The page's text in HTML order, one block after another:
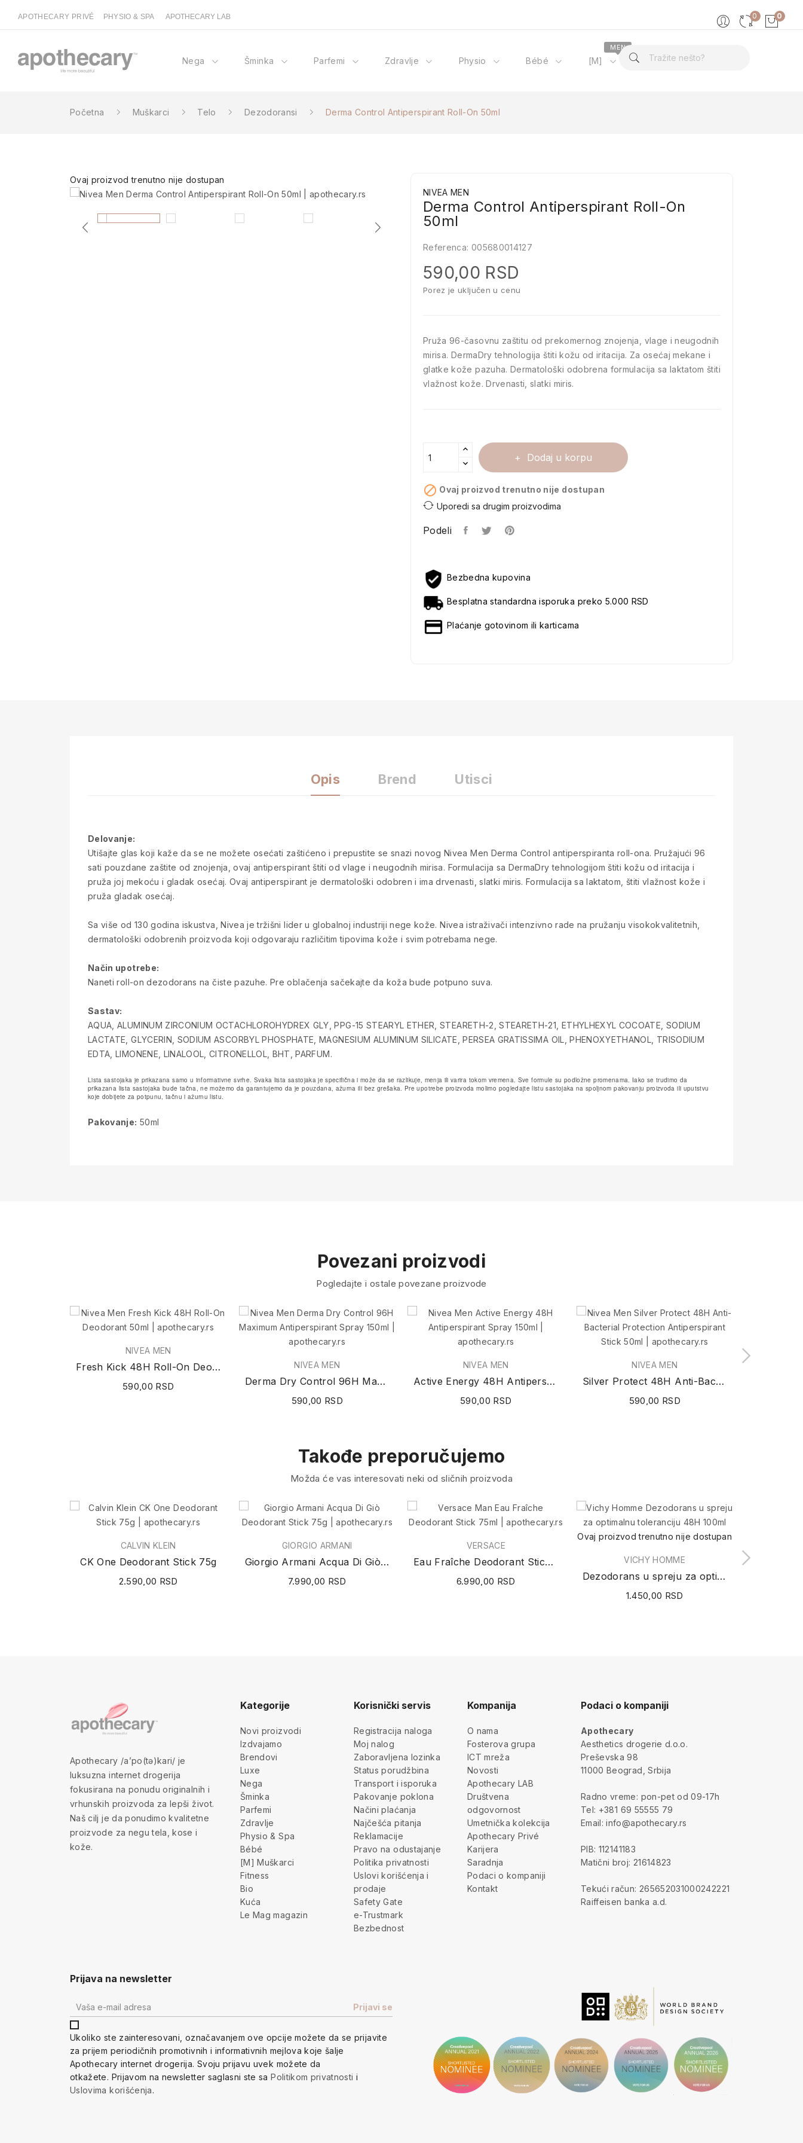
APOTHECARY PRIVÉ PHYSIO & SPA APOTHECARY LAB 0
0
Nega Šminka Parfemi Zdravlje Physio Bébé [M]
MEN
O nama
Početna Muškarci Telo Dezodoransi Derma Control Antiperspirant Roll-On 50ml
Ovaj proizvod trenutno nije dostupan
NIVEA MEN
Derma Control Antiperspirant Roll-On
50ml
Referenca: 005680014127
590,00 RSD
Porez je uključen u cenu
Pruža 96-časovnu zaštitu od prekomernog znojenja, vlage i neugodnih
mirisa. DermaDry tehnologija štiti kožu od iritacija. Za osećaj mekane i
glatke kože pazuha. Dermatološki odobrena formulacija sa laktatom štiti
vlažnost kože. Drvenasti, slatki miris.
Dodaj u korpu
 Ovaj proizvod trenutno nije dostupan
Uporedi sa drugim proizvodima
Podeli
Bezbedna kupovina
Besplatna standardna isporuka preko 5.000 RSD
Plaćanje gotovinom ili karticama
Opis Brend Utisci
Delovanje:
Utišajte glas koji kaže da se ne možete osećati zaštićeno i prepustite se snazi novog Nivea Men Derma Control antiperspiranta roll-ona. Pružajući 96
sati pouzdane zaštite od znojenja, ovaj antiperspirant štiti od vlage i neugodnih mirisa. Formulacija sa DermaDry tehnologijom štiti kožu od iritacija i
pruža joj mekoću i gladak osećaj. Ovaj antiperspirant je dermatološki odobren i ima drvenasti, slatki miris. Formulacija sa laktatom, štiti vlažnost kože i
pruža gladak osećaj.
Sa više od 130 godina iskustva, Nivea je tržišni lider u globalnoj industriji nege kože. Nivea istraživači intenzivno rade na pružanju visokokvalitetnih,
dermatološki odobrenih proizvoda koji odgovaraju različitim tipovima kože i svim potrebama nege.
Način upotrebe:
Naneti roll-on dezodorans na čiste pazuhe. Pre oblačenja sačekajte da koža bude potpuno suva.
Sastav:
AQUA, ALUMINUM ZIRCONIUM OCTACHLOROHYDREX GLY, PPG-15 STEARYL ETHER, STEARETH-2, STEARETH-21, ETHYLHEXYL COCOATE, SODIUM
LACTATE, GLYCERIN, SODIUM ASCORBYL PHOSPHATE, MAGNESIUM ALUMINUM SILICATE, PERSEA GRATISSIMA OIL, PHENOXYETHANOL, TRISODIUM
EDTA, LIMONENE, LINALOOL, CITRONELLOL, BHT, PARFUM.
Lista sastojaka je prikazana samo u informativne svrhe. Svaka lista sastojaka je specifična i može da se razlikuje, menja ili varira tokom vremena. Sve formule su podložne promenama. Iako se trudimo da
prikazana lista sastojaka bude tačna, ne možemo da garantujemo da je pouzdana, ažurna ili bez grešaka. Pre upotrebe proizvoda molimo pogledajte listu sastojaka na spoljnom pakovanju proizvoda ili uputstvu
koje dobijete za potpunu, tačnu i ažurnu listu.
Pakovanje: 50ml
Povezani proizvodi
Pogledajte i ostale povezane proizvode
NIVEA MEN
Fresh Kick 48H Roll-On Deodorant 50ml
590,00 RSD
NIVEA MEN
Derma Dry Control 96H Maximum Antiperspirant...
590,00 RSD
NIVEA MEN
Active Energy 48H Antiperspirant Spray 150ml
590,00 RSD
NIVEA MEN
Silver Protect 48H Anti-Bacterial Protection...
590,00 RSD
Takođe preporučujemo
Možda će vas interesovati neki od sličnih proizvoda
CALVIN KLEIN
CK One Deodorant Stick 75g
2.590,00 RSD
GIORGIO ARMANI
Giorgio Armani Acqua Di Giò Deodorant Stick 75g
7.990,00 RSD
VERSACE
Eau Fraîche Deodorant Stick 75ml
6.990,00 RSD
Ovaj proizvod trenutno nije dostupan
VICHY HOMME
Dezodorans u spreju za optimalnu toleranciju...
1.450,00 RSD
Ovaj
Apothecary /a’po(tə)kari/ je
luksuzna internet drogerija
fokusirana na ponudu originalnih i
vrhunskih proizvoda za lepši život.
Naš cilj je da ponudimo kvalitetne
proizvode za negu tela, kose i
kože.
Kategorije
Novi proizvodi
Izdvajamo
Brendovi
Luxe
Nega
Šminka
Parfemi
Zdravlje
Physio & Spa
Bébé
[M] Muškarci
Fitness
Bio
Kuća
Le Mag magazin
Korisnički servis
Registracija naloga
Moj nalog
Zaboravljena lozinka
Status porudžbina
Transport i isporuka
Pakovanje poklona
Načini plaćanja
Najčešća pitanja
Reklamacije
Pravo na odustajanje
Politika privatnosti
Uslovi korišćenja i
prodaje
Safety Gate
e-Trustmark
Bezbednost
Kompanija
O nama
Fosterova grupa
ICT mreža
Novosti
Apothecary LAB
Društvena
odgovornost
Umetnička kolekcija
Apothecary Privé
Karijera
Saradnja
Podaci o kompaniji
Kontakt
Podaci o kompaniji
Apothecary
Aesthetics drogerie d.o.o.
Preševska 98
11000 Beograd, Srbija
Radno vreme: pon-pet od 09-17h
Tel: +381 69 55555 79
Email: info@apothecary.rs
PIB: 112141183
Matični broj: 21614823
Tekući račun: 265652031000242221
Raiffeisen banka a.d.
Prijava na newsletter
Ukoliko ste zainteresovani, označavanjem ove opcije možete da se prijavite
za prijem periodičnih promotivnih i informativnih mejlova koje šalje
Apothecary internet drogerija. Svoju prijavu uvek možete da
otkažete. Prijavom na newsletter saglasni ste saPolitikom privatnosti i
Uslovima korišćenja.